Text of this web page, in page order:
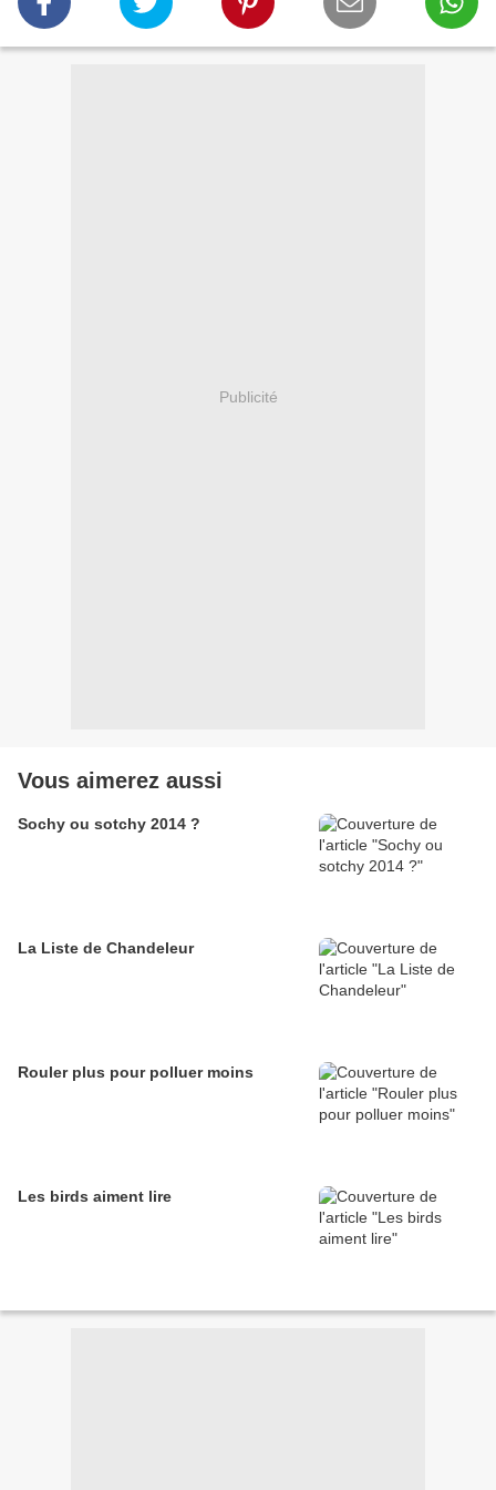
Publicité
Vous aimerez aussi
Sochy ou sotchy 2014 ?
La Liste de Chandeleur
Rouler plus pour polluer moins
Les birds aiment lire